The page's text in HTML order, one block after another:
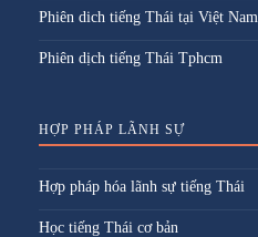
Phiên dich tiếng Thái tại Việt Nam
Phiên dịch tiếng Thái Tphcm
HỢP PHÁP LÃNH SỰ
Hợp pháp hóa lãnh sự tiếng Thái
Học tiếng Thái cơ bản